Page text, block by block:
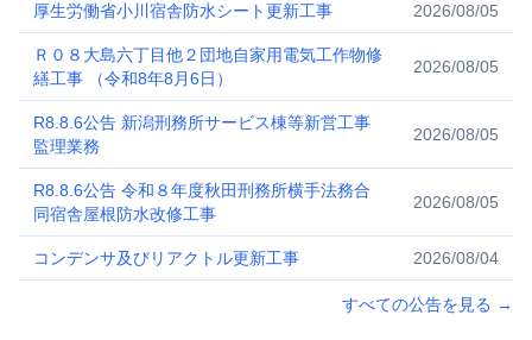
厚生労働省小川宿舎防水シート更新工事 2026/08/05
Ｒ０８大島六丁目他２団地自家用電気工作物修
繕工事 （令和8年8月6日）
2026/08/05
R8.8.6公告 新潟刑務所サービス棟等新営工事
監理業務
2026/08/05
R8.8.6公告 令和８年度秋田刑務所横手法務合
同宿舎屋根防水改修工事
2026/08/05
コンデンサ及びリアクトル更新工事 2026/08/04
すべての公告を見る →